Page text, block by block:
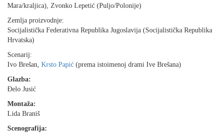
Mara/kraljica), Zvonko Lepetić (Puljo/Polonije)
Zemlja proizvodnje:
Socijalistička Federativna Republika Jugoslavija (Socijalistička Republika
Hrvatska)
Scenarij:
Ivo Brešan, Krsto Papić (prema istoimenoj drami Ive Brešana)
Glazba:
Ðelo Jusić
Montaža:
Lida Braniš
Scenografija: